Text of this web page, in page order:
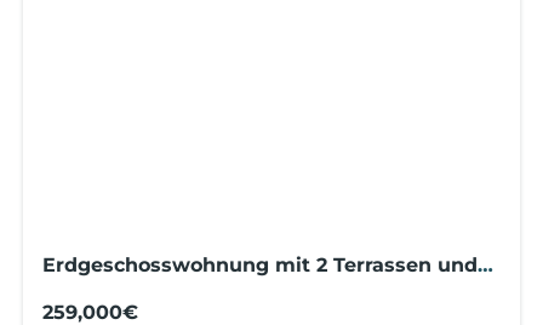
Erdgeschosswohnung mit 2 Terrassen und
259,000€